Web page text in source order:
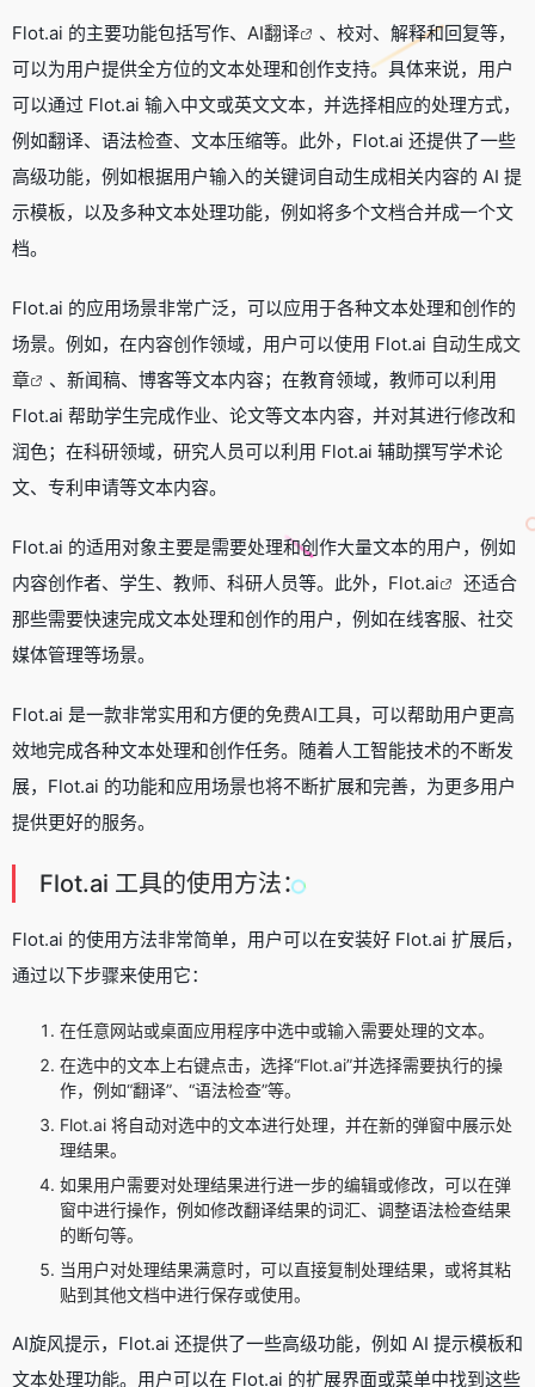
Flot.ai 的主要功能包括写作、 AI翻译
、校对、解释和回复等，
可以为用户提供全方位的文本处理和创作支持。具体来说，用户
可以通过 Flot.ai 输入中文或英文文本，并选择相应的处理方式，
例如翻译、语法检查、文本压缩等。此外，Flot.ai 还提供了一些
高级功能，例如根据用户输入的关键词自动生成相关内容的 AI 提
示模板，以及多种文本处理功能，例如将多个文档合并成一个文
档。
Flot.ai 的应用场景非常广泛，可以应用于各种文本处理和创作的
场景。例如，在内容创作领域，用户可以使用 Flot.ai 自动生成文
章
、新闻稿、博客等文本内容；在教育领域，教师可以利用
Flot.ai 帮助学生完成作业、论文等文本内容，并对其进行修改和
润色；在科研领域，研究人员可以利用 Flot.ai 辅助撰写学术论
文、专利申请等文本内容。
Flot.ai 的适用对象主要是需要处理和创作大量文本的用户，例如
内容创作者、学生、教师、科研人员等。此外， Flot.ai
还适合
那些需要快速完成文本处理和创作的用户，例如在线客服、社交
媒体管理等场景。
Flot.ai 是一款非常实用和方便的免费AI工具，可以帮助用户更高
效地完成各种文本处理和创作任务。随着人工智能技术的不断发
展，Flot.ai 的功能和应用场景也将不断扩展和完善，为更多用户
提供更好的服务。
Flot.ai 工具的使用方法：
Flot.ai 的使用方法非常简单，用户可以在安装好 Flot.ai 扩展后，
通过以下步骤来使用它：
在任意网站或桌面应用程序中选中或输入需要处理的文本。
在选中的文本上右键点击，选择“Flot.ai”并选择需要执行的操
作，例如“翻译”、“语法检查”等。
Flot.ai 将自动对选中的文本进行处理，并在新的弹窗中展示处
理结果。
如果用户需要对处理结果进行进一步的编辑或修改，可以在弹
窗中进行操作，例如修改翻译结果的词汇、调整语法检查结果
的断句等。
当用户对处理结果满意时，可以直接复制处理结果，或将其粘
贴到其他文档中进行保存或使用。
AI旋风提示，Flot.ai 还提供了一些高级功能，例如 AI 提示模板和
文本处理功能。用户可以在 Flot.ai 的扩展界面或菜单中找到这些